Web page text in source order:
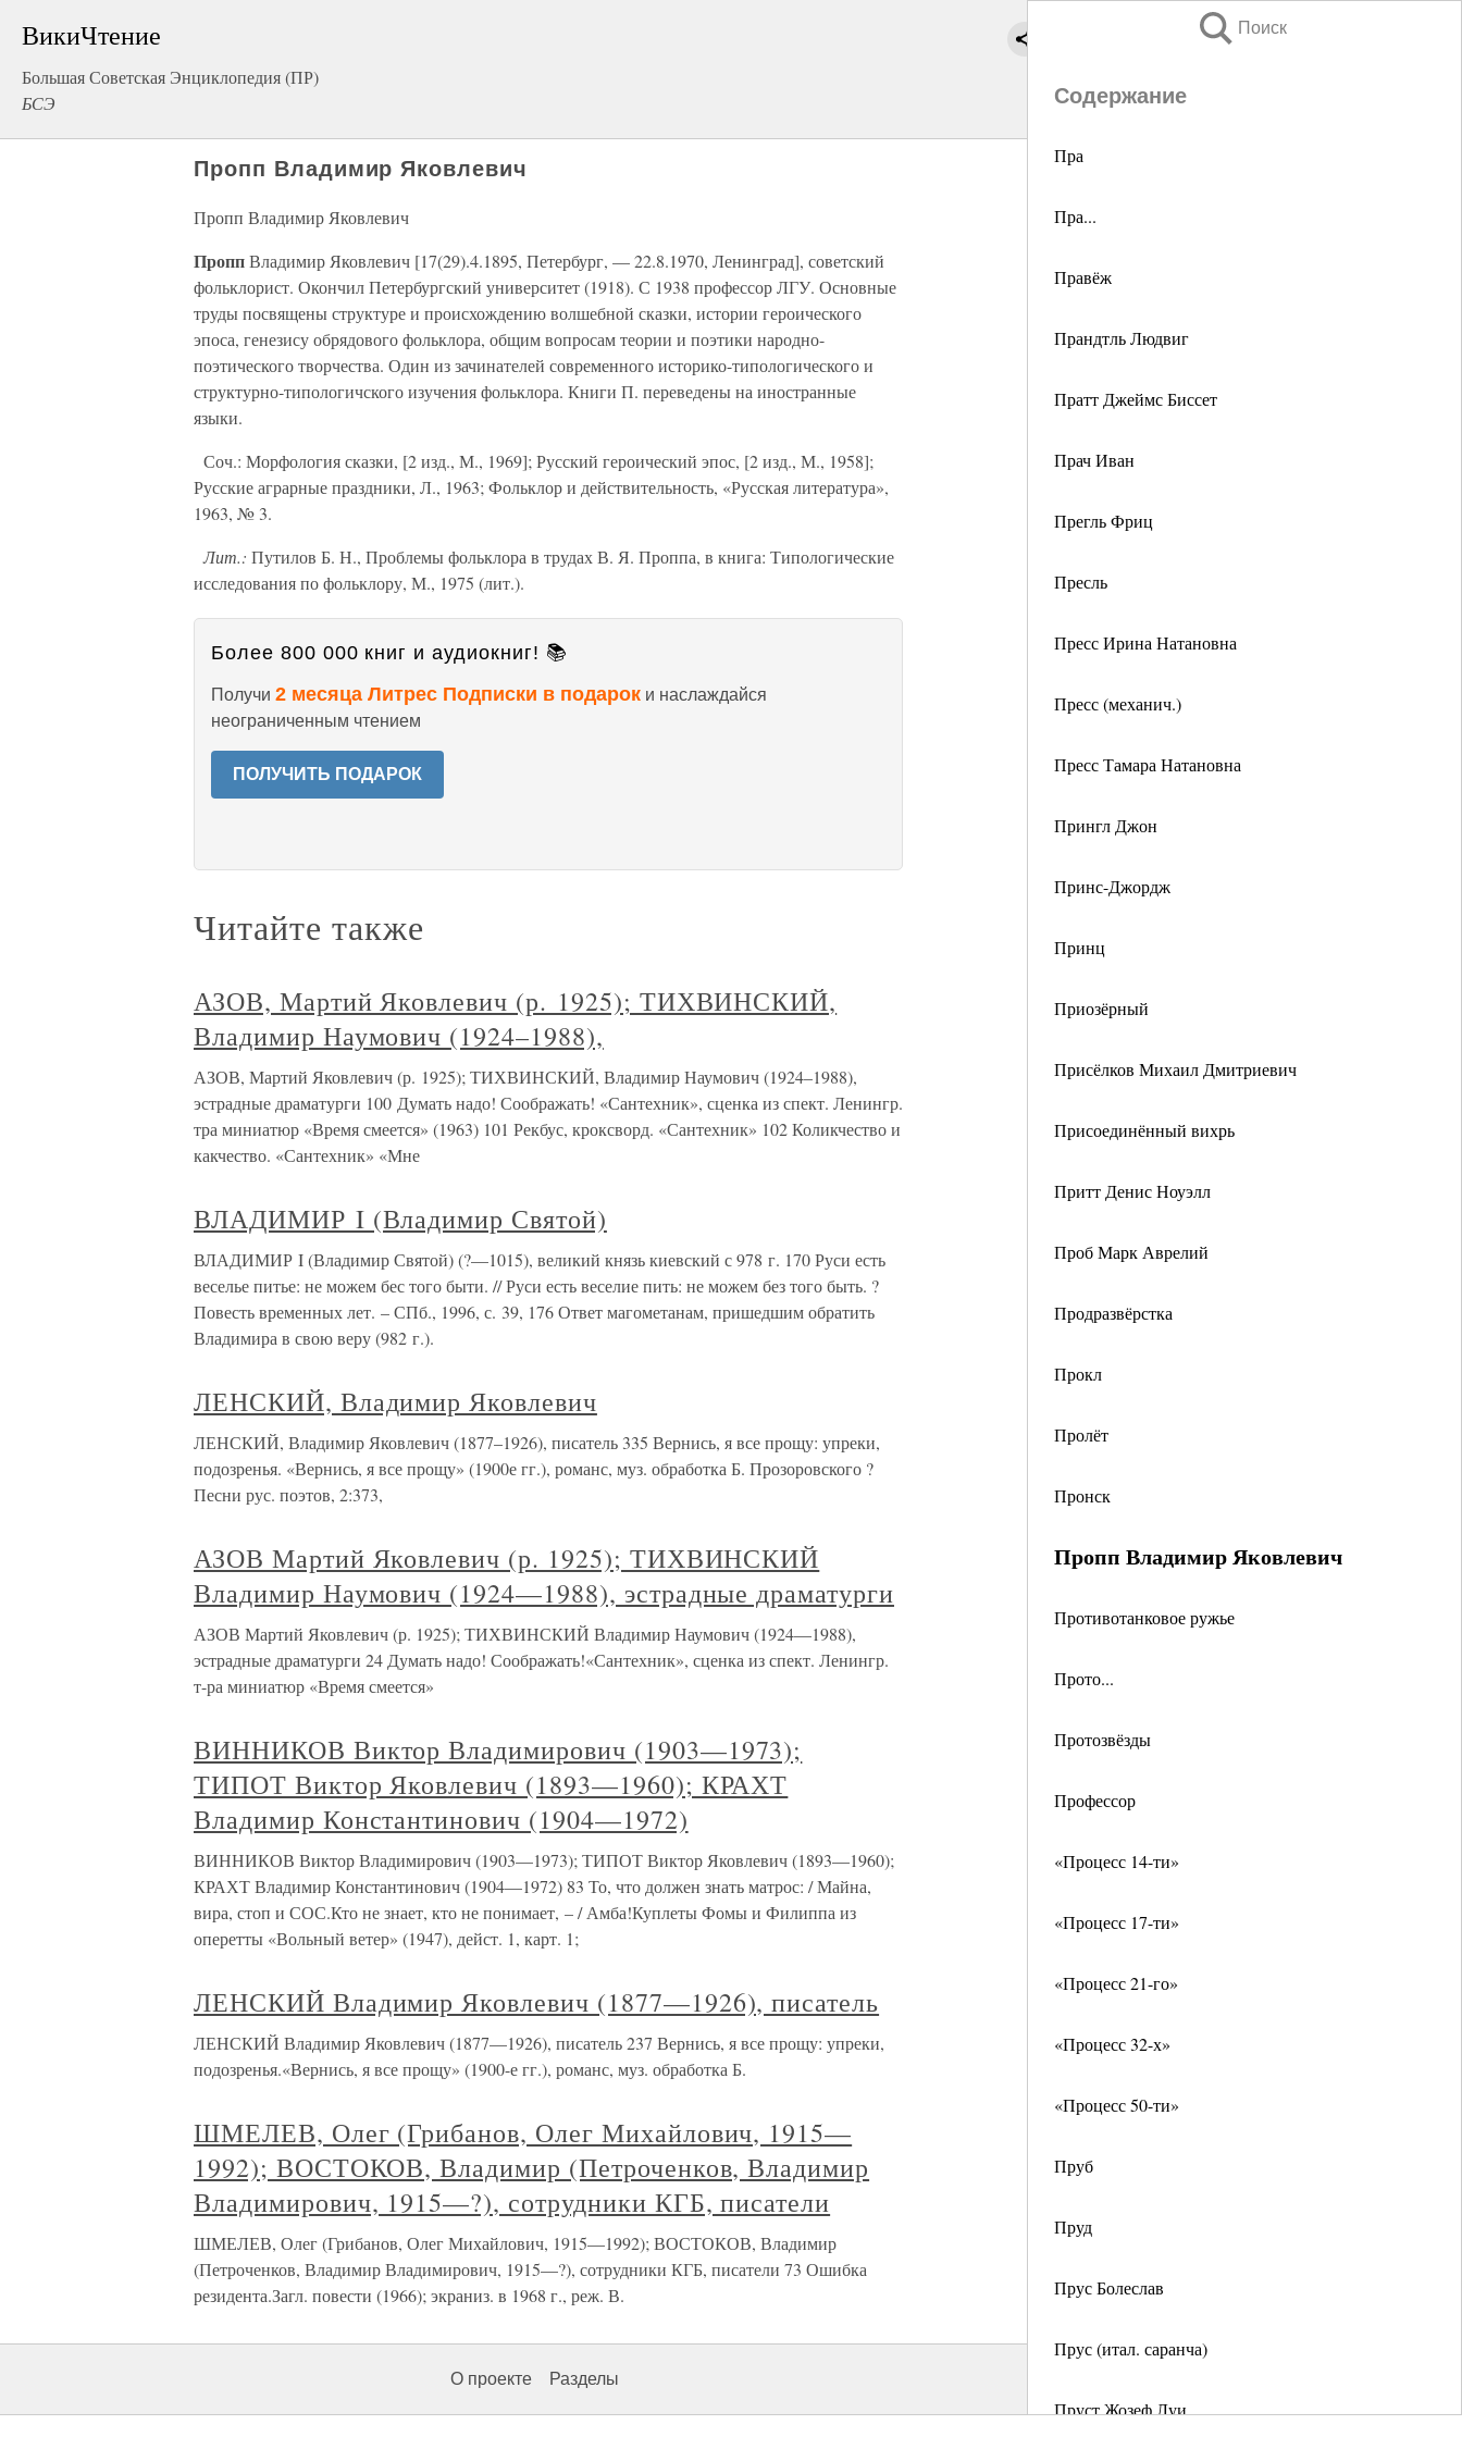
ВикиЧтение
Большая Советская Энциклопедия (ПР)
БСЭ
Поиск
Содержание
Пра
Пра...
Правёж
Прандтль Людвиг
Пратт Джеймс Биссет
Прач Иван
Прегль Фриц
Пресль
Пресс Ирина Натановна
Пресс (механич.)
Пресс Тамара Натановна
Прингл Джон
Принс-Джордж
Принц
Приозёрный
Присёлков Михаил Дмитриевич
Присоединённый вихрь
Притт Денис Ноуэлл
Проб Марк Аврелий
Продразвёрстка
Прокл
Пролёт
Пронск
Пропп Владимир Яковлевич
Противотанковое ружье
Прото...
Протозвёзды
Профессор
«Процесс 14-ти»
«Процесс 17-ти»
«Процесс 21-го»
«Процесс 32-х»
«Процесс 50-ти»
Пруб
Пруд
Прус Болеслав
Прус (итал. саранча)
Пруст Жозеф Луи
Пропп Владимир Яковлевич
Пропп Владимир Яковлевич
ПроппВладимир Яковлевич [17(29).4.1895, Петербург, — 22.8.1970, Ленинград], советский
фольклорист. Окончил Петербургский университет (1918). С 1938 профессор ЛГУ. Основные
труды посвящены структуре и происхождению волшебной сказки, истории героического
эпоса, генезису обрядового фольклора, общим вопросам теории и поэтики народно-
поэтического творчества. Один из зачинателей современного историко-типологического и
структурно-типологичского изучения фольклора. Книги П. переведены на иностранные
языки.
Соч.: Морфология сказки, [2 изд., М., 1969]; Русский героический эпос, [2 изд., М., 1958];
Русские аграрные праздники, Л., 1963; Фольклор и действительность, «Русская литература»,
1963, № 3.
Лит.: Путилов Б. Н., Проблемы фольклора в трудах В. Я. Проппа, в книга: Типологические
исследования по фольклору, М., 1975 (лит.).
Более 800 000 книг и аудиокниг! 📚
Получи 2 месяца Литрес Подписки в подарок и наслаждайся
неограниченным чтением
ПОЛУЧИТЬ ПОДАРОК
Читайте также
АЗОВ, Мартий Яковлевич (р. 1925); ТИХВИНСКИЙ,
Владимир Наумович (1924–1988),
АЗОВ, Мартий Яковлевич (р. 1925); ТИХВИНСКИЙ, Владимир Наумович (1924–1988),
эстрадные драматурги 100 Думать надо! Соображать! «Сантехник», сценка из спект. Ленингр.
тра миниатюр «Время смеется» (1963) 101 Рекбус, кроксворд. «Сантехник» 102 Коликчество и
какчество. «Сантехник» «Мне
ВЛАДИМИР I (Владимир Святой)
ВЛАДИМИР I (Владимир Святой) (?—1015), великий князь киевский с 978 г. 170 Руси есть
веселье питье: не можем бес того быти. // Руси есть веселие пить: не можем без того быть. ?
Повесть временных лет. – СПб., 1996, с. 39, 176 Ответ магометанам, пришедшим обратить
Владимира в свою веру (982 г.).
ЛЕНСКИЙ, Владимир Яковлевич
ЛЕНСКИЙ, Владимир Яковлевич (1877–1926), писатель 335 Вернись, я все прощу: упреки,
подозренья. «Вернись, я все прощу» (1900е гг.), романс, муз. обработка Б. Прозоровского ?
Песни рус. поэтов, 2:373,
АЗОВ Мартий Яковлевич (р. 1925); ТИХВИНСКИЙ
Владимир Наумович (1924—1988), эстрадные драматурги
АЗОВ Мартий Яковлевич (р. 1925); ТИХВИНСКИЙ Владимир Наумович (1924—1988),
эстрадные драматурги 24 Думать надо! Соображать!«Сантехник», сценка из спект. Ленингр.
т-ра миниатюр «Время смеется»
ВИННИКОВ Виктор Владимирович (1903—1973);
ТИПОТ Виктор Яковлевич (1893—1960); КРАХТ
Владимир Константинович (1904—1972)
ВИННИКОВ Виктор Владимирович (1903—1973); ТИПОТ Виктор Яковлевич (1893—1960);
КРАХТ Владимир Константинович (1904—1972) 83 То, что должен знать матрос: / Майна,
вира, стоп и СОС.Кто не знает, кто не понимает, – / Амба!Куплеты Фомы и Филиппа из
оперетты «Вольный ветер» (1947), дейст. 1, карт. 1;
ЛЕНСКИЙ Владимир Яковлевич (1877—1926), писатель
ЛЕНСКИЙ Владимир Яковлевич (1877—1926), писатель 237 Вернись, я все прощу: упреки,
подозренья.«Вернись, я все прощу» (1900-е гг.), романс, муз. обработка Б.
ШМЕЛЕВ, Олег (Грибанов, Олег Михайлович, 1915—
1992); ВОСТОКОВ, Владимир (Петроченков, Владимир
Владимирович, 1915—?), сотрудники КГБ, писатели
ШМЕЛЕВ, Олег (Грибанов, Олег Михайлович, 1915—1992); ВОСТОКОВ, Владимир
(Петроченков, Владимир Владимирович, 1915—?), сотрудники КГБ, писатели 73 Ошибка
резидента.Загл. повести (1966); экраниз. в 1968 г., реж. В.
О проекте Разделы